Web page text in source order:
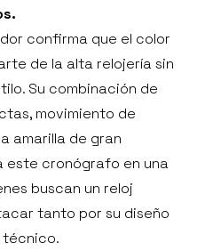
confirma que el color
de la alta relojería sin
Su combinación de
movimiento de
amarilla de gran
este cronógrafo en una
buscan un reloj
tanto por su diseño
técnico.